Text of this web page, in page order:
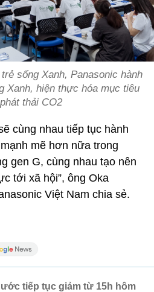
sống Xanh, Panasonic hành
Xanh, hiện thực hóa mục tiêu
thải CO2
cùng nhau tiếp tục hành
mẽ hơn nữa trong
gen G, cùng nhau tạo nên
tới xã hội”, ông Oka
Việt Nam chia sẻ.
tiếp tục giảm từ 15h hôm